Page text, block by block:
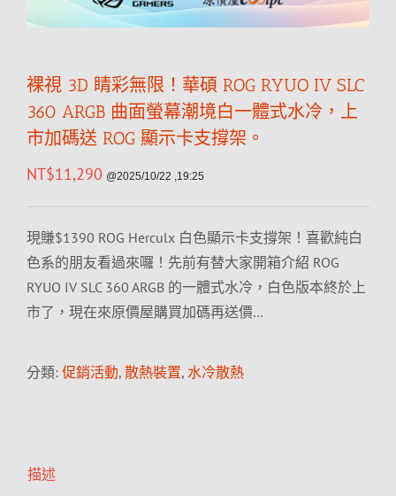
裸視 3D 睛彩無限！華碩 ROG RYUO IV SLC
360 ARGB 曲面螢幕潮境白一體式水冷，上
市加碼送 ROG 顯示卡支撐架。
NT$11,290 @2025/10/22 ,19:25
現賺$1390 ROG Herculx 白色顯示卡支撐架！喜歡純白
色系的朋友看過來囉！先前有替大家開箱介紹 ROG
RYUO IV SLC 360 ARGB 的一體式水冷，白色版本終於上
市了，現在來原價屋購買加碼再送價…
分類: 促銷活動, 散熱裝置, 水冷散熱
描述